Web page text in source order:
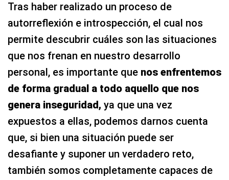
Tras haber realizado un proceso de
autorreflexión e introspección, el cual nos
permite descubrir cuáles son las situaciones
que nos frenan en nuestro desarrollo
personal, es importante que nos enfrentemos
de forma gradual a todo aquello que nos
genera inseguridad, ya que una vez
expuestos a ellas, podemos darnos cuenta
que, si bien una situación puede ser
desafiante y suponer un verdadero reto,
también somos completamente capaces de